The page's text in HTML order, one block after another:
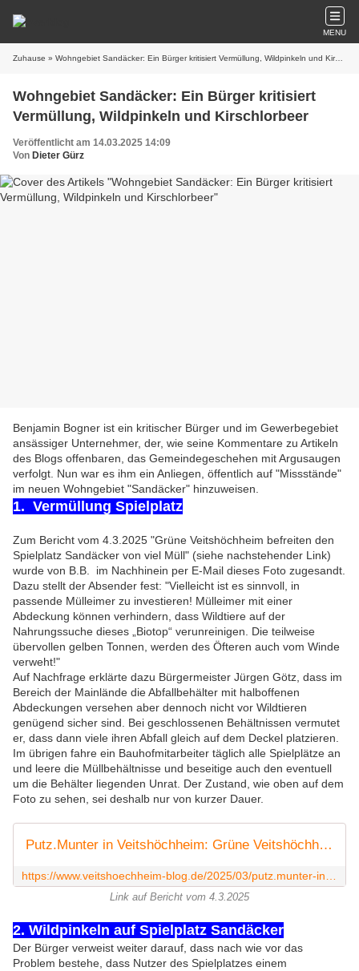
MENU
Zuhause » Wohngebiet Sandäcker: Ein Bürger kritisiert Vermüllung, Wildpinkeln und Kirschlorbeer
Wohngebiet Sandäcker: Ein Bürger kritisiert
Vermüllung, Wildpinkeln und Kirschlorbeer
Veröffentlicht am 14.03.2025 14:09
Von Dieter Gürz
Benjamin Bogner ist ein kritischer Bürger und im Gewerbegebiet
ansässiger Unternehmer, der, wie seine Kommentare zu Artikeln
des Blogs offenbaren, das Gemeindegeschehen mit Argusaugen
verfolgt. Nun war es ihm ein Anliegen, öffentlich auf "Missstände"
im neuen Wohngebiet "Sandäcker" hinzuweisen.
1. Vermüllung Spielplatz
Zum Bericht vom 4.3.2025 "Grüne Veitshöchheim befreiten den
Spielplatz Sandäcker von viel Müll" (siehe nachstehender Link)
wurde von B.B. im Nachhinein per E-Mail dieses Foto zugesandt.
Dazu stellt der Absender fest: "Vielleicht ist es sinnvoll, in
passende Mülleimer zu investieren! Mülleimer mit einer
Abdeckung können verhindern, dass Wildtiere auf der
Nahrungssuche dieses „Biotop“ verunreinigen. Die teilweise
übervollen gelben Tonnen, werden des Öfteren auch vom Winde
verweht!"
Auf Nachfrage erklärte dazu Bürgermeister Jürgen Götz, dass im
Bereich der Mainlände die Abfallbehälter mit halboffenen
Abdeckungen versehen aber dennoch nicht vor Wildtieren
genügend sicher sind. Bei geschlossenen Behältnissen vermutet
er, dass dann viele ihren Abfall gleich auf dem Deckel platzieren.
Im übrigen fahre ein Bauhofmitarbeiter täglich alle Spielplätze an
und leere die Müllbehältnisse und beseitige auch den eventuell
um die Behälter liegenden Unrat. Der Zustand, wie oben auf dem
Foto zu sehen, sei deshalb nur von kurzer Dauer.
Putz.Munter in Veitshöchheim: Grüne Veitshöchheim befreiten den Spielplatz Sandäcker von viel Müll - Veitshöchheim News
Link auf Bericht vom 4.3.2025
2. Wildpinkeln auf Spielplatz Sandäcker
Der Bürger verweist weiter darauf, dass nach wie vor das
Problem bestehe, dass Nutzer des Spielplatzes einem